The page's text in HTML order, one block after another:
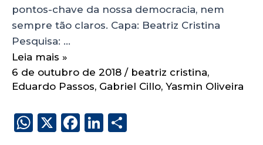
pontos-chave da nossa democracia, nem
sempre tão claros. Capa: Beatriz Cristina
Pesquisa: …
Leia mais »
6 de outubro de 2018 / beatriz cristina,
Eduardo Passos, Gabriel Cillo, Yasmin Oliveira
W X
F
Li